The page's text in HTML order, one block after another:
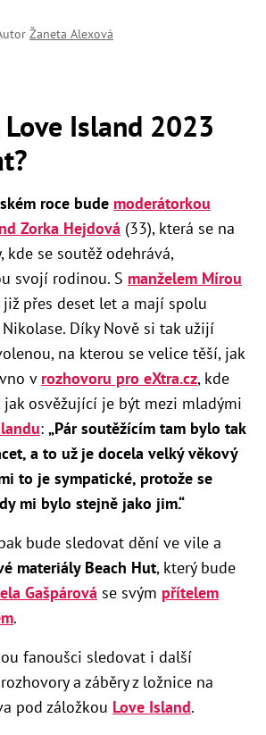
Žaneta Alexová
Island 2023
roce bude moderátorkou
Zorka Hejdová (33), která se na
kde se soutěž odehrává,
svojí rodinou. S manželem Mírou
přes deset let a mají spolu
Díky Nově si tak užijí
na kterou se velice těší, jak
v rozhovoru pro eXtra.cz, kde
jak osvěžující je být mezi mladými
: „Pár soutěžícím tam bylo tak
a to už je docela velký věkový
to je sympatické, protože se
mi bylo stejně jako jim.“
bude sledovat dění ve vile a
materiály Beach Hut, který bude
Gašpárová se svým přítelem
.
fanoušci sledovat i další
a záběry z ložnice na
pod záložkou Love Island.